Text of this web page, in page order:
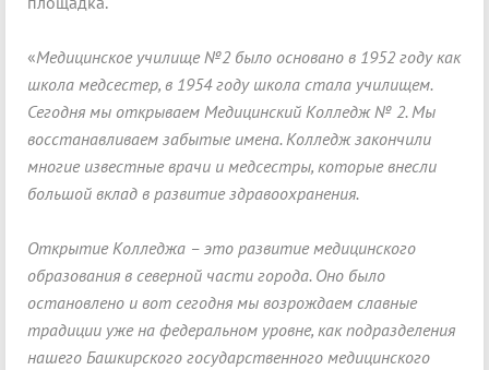
«Медицинское училище №2 было основано в 1952 году как
школа медсестер, в 1954 году школа стала училищем.
Сегодня мы открываем Медицинский Колледж № 2. Мы
восстанавливаем забытые имена. Колледж закончили
многие известные врачи и медсестры, которые внесли
большой вклад в развитие здравоохранения.
Открытие Колледжа – это развитие медицинского
образования в северной части города. Оно было
остановлено и вот сегодня мы возрождаем славные
традиции уже на федеральном уровне, как подразделения
нашего Башкирского государственного медицинского